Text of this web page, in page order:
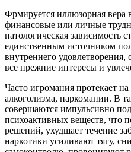
Фрмируется иллюзорная вера
финансовые или личные
патологическая зависимость
единственным источником
внутреннего
все прежние интересы и
Часто игромания протекает
алкоголизма, наркомании. В
совершаются импульсивно
психоактивных веществ, что
решений, ухудшает течение
наркотики усиливают тягу,